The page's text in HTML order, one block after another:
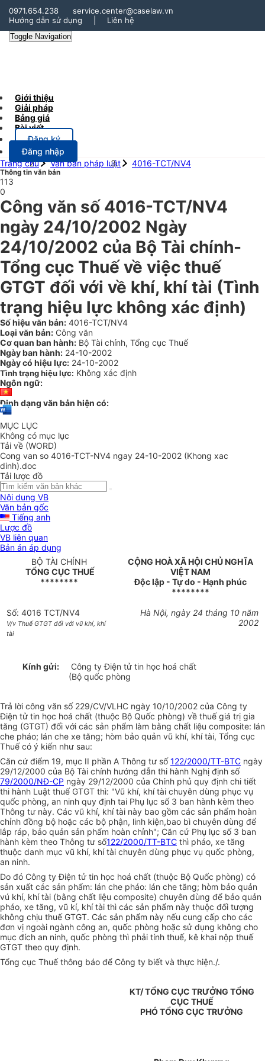
0971.654.238
service.center@caselaw.vn
Hướng dẫn sử dụng
Liên hệ
Toggle Navigation
Giới thiệu
Giải pháp
Bảng giá
Bài viết
Đăng ký
Đăng nhập
Trang chủ
Văn bản pháp luật 4016-TCT/NV4
Thông tin văn bản
113
0
Công văn số 4016-TCT/NV4
ngày 24/10/2002 Ngày
24/10/2002 của Bộ Tài chính-
Tổng cục Thuế về việc thuế
GTGT đối với về khí, khí tài (Tình
trạng hiệu lực không xác định)
Số hiệu văn bản: 4016-TCT/NV4
Loại văn bản: Công văn
Cơ quan ban hành: Bộ Tài chính, Tổng cục Thuế
Ngày ban hành: 24-10-2002
Ngày có hiệu lực: 24-10-2002
Tình trạng hiệu lực: Không xác định
Ngôn ngữ:
Định dạng văn bản hiện có:
MỤC LỤC
Không có mục lục
Tải về (WORD)
Cong van so 4016-TCT-NV4 ngay 24-10-2002 (Khong xac
dinh).doc
Tải lược đồ
Nội dung VB
Văn bản gốc
Tiếng anh
Lược đồ
VB liên quan
Bản án áp dụng
BỘ TÀI CHÍNH
TỔNG CỤC THUẾ
********
CỘNG HOÀ XÃ HỘI CHỦ NGHĨA
VIỆT NAM
Độc lập - Tự do - Hạnh phúc
********
Số: 4016 TCT/NV4
V/v Thuế GTGT đối với vũ khí, khí
tài
Hà Nội, ngày 24 tháng 10 năm
2002
Kính gửi:
Công ty Điện tử tin học hoá chất
(Bộ quốc phòng
Trả lời công văn số 229/CV/VLHC ngày 10/10/2002 của Công ty
Điện tử tin học hoá chất (thuộc Bộ Quốc phòng) về thuế giá trị gia
tăng (GTGT) đối với các sản phẩm làm bằng chất liệu composite: lán
che pháo; lán che xe tăng; hòm bảo quản vũ khí, khí tài, Tổng cục
Thuế có ý kiến như sau:
Căn cứ điểm 19, mục II phần A Thông tư số122/2000/TT-BTC ngày
29/12/2000 của Bộ Tài chính hướng dẫn thi hành Nghị định số
79/2000/NĐ-CP ngày 29/12/2000 của Chính phủ quy định chi tiết
thi hành Luật thuế GTGT thì: "Vũ khí, khí tài chuyên dùng phục vụ
quốc phòng, an ninh quy định tai Phụ lục số 3 ban hành kèm theo
Thông tư này. Các vũ khí, khí tài này bao gồm các sản phẩm hoàn
chỉnh đồng bộ hoặc các bộ phận, linh kiện,bao bì chuyên dùng để
lắp ráp, bảo quản sản phẩm hoàn chỉnh"; Căn cứ Phụ lục số 3 ban
hành kèm theo Thông tư số122/2000/TT-BTC thì pháo, xe tăng
thuộc danh mục vũ khí, khí tài chuyên dùng phục vụ quốc phòng,
an ninh.
Do đó Công ty Điện tử tin học hoá chất (thuộc Bộ Quốc phòng) có
sản xuất các sản phẩm: lán che pháo: lán che tăng; hòm bảo quản
vú khí, khí tài (bằng chất liệu composite) chuyên dùng để bảo quản
pháo, xe tăng, vũ kí, khí tài thì các sản phẩm này thuộc đối tượng
không chịu thuế GTGT. Các sản phẩm này nếu cung cấp cho các
đơn vị ngoài ngành công an, quốc phòng hoặc sử dụng không cho
mục đích an ninh, quốc phòng thì phải tính thuế, kê khai nộp thuế
GTGT theo quy định.
Tổng cục Thuế thông báo để Công ty biết và thực hiện./.
KT/ TỔNG CỤC TRƯỞNG TỔNG
CỤC THUẾ
PHÓ TỔNG CỤC TRƯỞNG